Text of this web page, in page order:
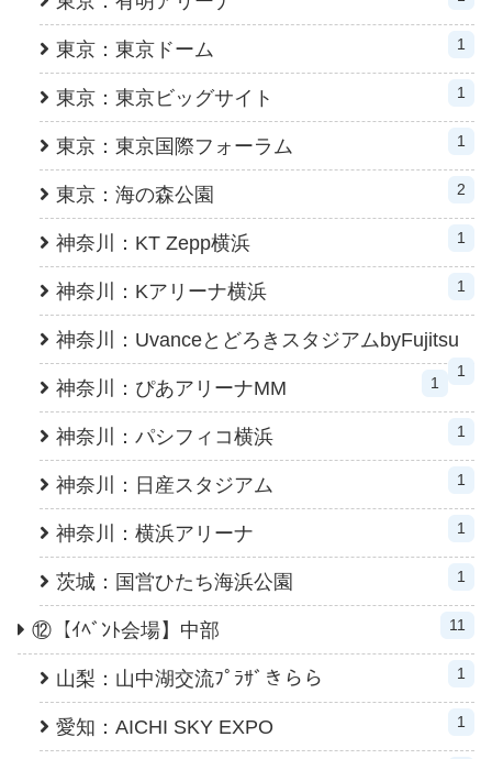
東京：東京ドーム 1
東京：東京ビッグサイト 1
東京：東京国際フォーラム 1
東京：海の森公園 2
神奈川：KT Zepp横浜 1
神奈川：Kアリーナ横浜 1
神奈川：UvanceとどろきスタジアムbyFujitsu
1
神奈川：ぴあアリーナMM 1
神奈川：パシフィコ横浜 1
神奈川：日産スタジアム 1
神奈川：横浜アリーナ 1
茨城：国営ひたち海浜公園 1
⑫【ｲﾍﾞﾝﾄ会場】中部 11
山梨：山中湖交流ﾌﾟﾗｻﾞきらら 1
愛知：AICHI SKY EXPO 1